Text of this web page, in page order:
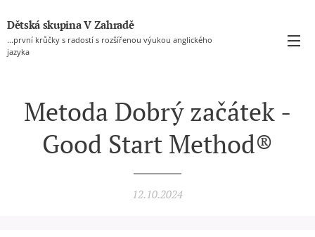
Dětská skupina V Zahradě
...první krůčky s radostí s rozšířenou výukou anglického
jazyka
Metoda Dobrý začátek -
Good Start Method®
12.10.2024